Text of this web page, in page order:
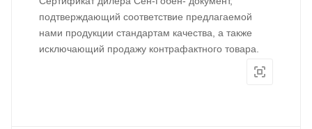
подтверждающий соответствие предлагаемой
нами продукции стандартам качества, а также
исключающий продажу контрафактного товара.